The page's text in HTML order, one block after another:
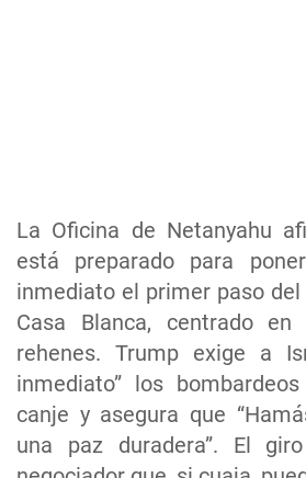
La Oficina de Netanyahu
está preparado para
inmediato el primer paso
Casa Blanca, centrado
rehenes. Trump exige a
inmediato” los
canje y asegura que
una paz duradera”. El